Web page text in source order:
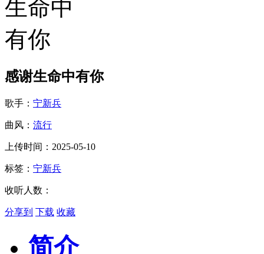
感谢生命中有你
歌手： 宁新兵
曲风： 流行
上传时间：2025-05-10
标签： 宁新兵
收听人数：
分享到 下载 收藏
简介